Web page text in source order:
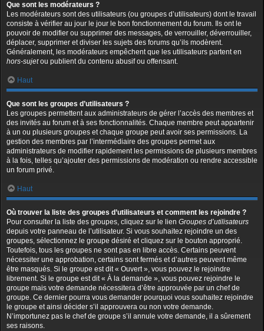
Que sont les modérateurs ?
Les modérateurs sont des utilisateurs (ou groupes d’utilisateurs) dont le travail
consiste à vérifier au jour le jour le bon fonctionnement du forum. Ils ont le
pouvoir de modifier ou supprimer des messages, de verrouiller, déverrouiller,
déplacer, supprimer et diviser les sujets des forums qu’ils modèrent.
Généralement, les modérateurs empêchent que les utilisateurs partent en
hors-sujetou publient du contenu abusif ou offensant.
Haut
Que sont les groupes d’utilisateurs ?
Les groupes permettent aux administrateurs de gérer l’accès des membres et
des invités au forum et à ses fonctionnalités. Chaque membre peut appartenir
à un ou plusieurs groupes et chaque groupe peut avoir ses permissions. La
gestion des membres par l’intermédiaire des groupes permet aux
administrateurs de modifier rapidement les permissions de plusieurs membres
à la fois, telles qu’ajouter des permissions de modération ou rendre accessible
un forum privé.
Haut
Où trouver la liste des groupes d’utilisateurs et comment les rejoindre ?
Pour consulter la liste des groupes, cliquez sur le lien Groupes d’utilisateurs
depuis votre panneau de l’utilisateur. Si vous souhaitez rejoindre un des
groupes, sélectionnez le groupe désiré et cliquez sur le bouton approprié.
Toutefois, tous les groupes ne sont pas en libre accès. Certains peuvent
nécessiter une approbation, certains sont fermés et d’autres peuvent même
être masqués. Si le groupe est dit « Ouvert », vous pouvez le rejoindre
librement. Si le groupe est dit « À la demande », vous pouvez rejoindre le
groupe mais votre demande nécessitera d’être approuvée par un chef de
groupe. Ce dernier pourra vous demander pourquoi vous souhaitez rejoindre
le groupe et ainsi décider s’il approuvera ou non votre demande.
N’importunez pas le chef de groupe s’il annule votre demande, il a sûrement
ses raisons.